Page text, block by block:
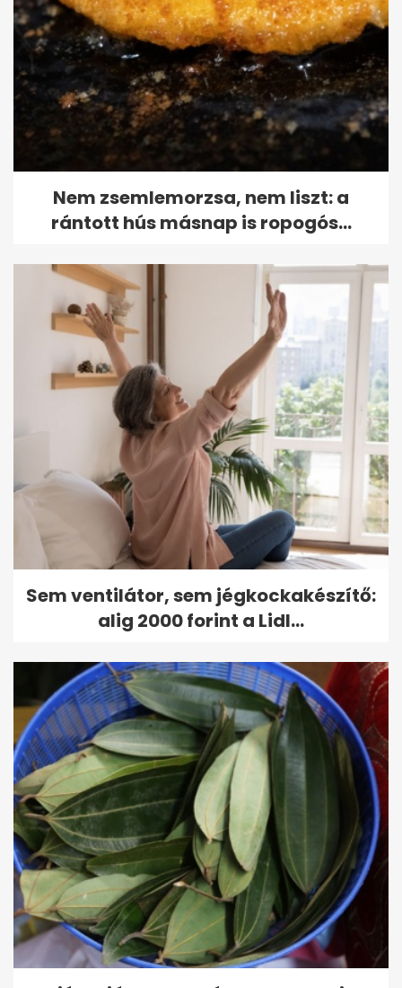
Nem zsemlemorzsa, nem liszt: a
rántott hús másnap is ropogós...
Sem ventilátor, sem jégkockakészítő:
alig 2000 forint a Lidl...